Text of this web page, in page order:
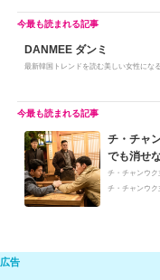
DANMEE ダンミ
最新韓国トレンドを読む美しい女性になる
チ・チャ
でも消せ
チ・チャンウク
チ・チャンウク